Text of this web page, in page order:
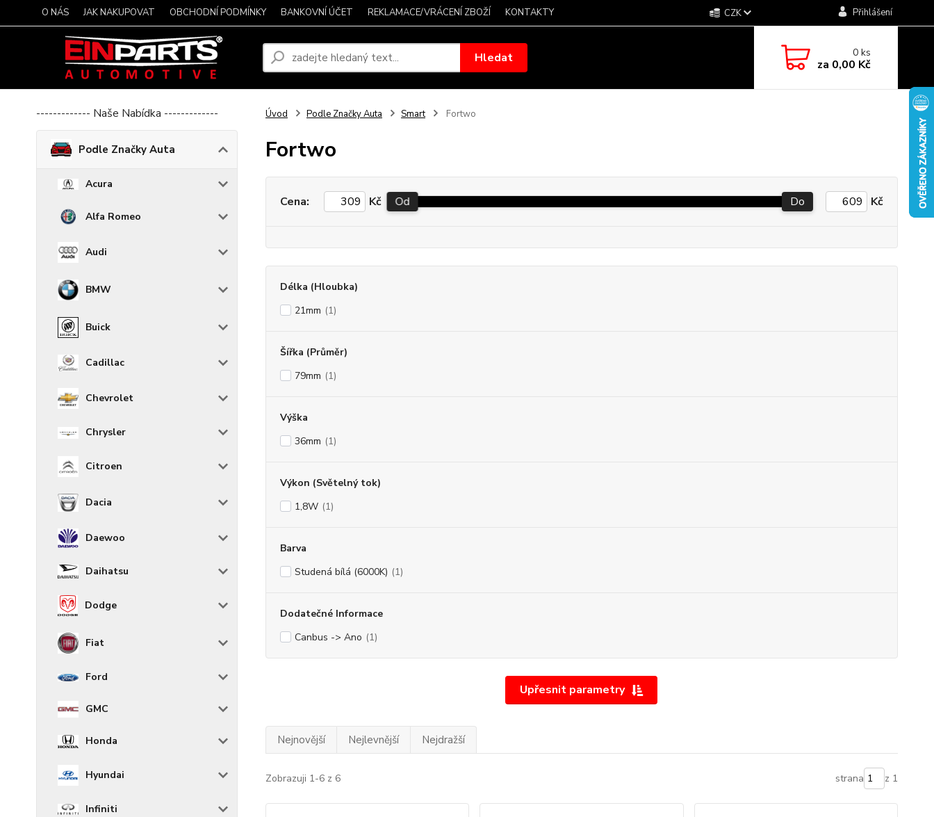
O NÁS JAK NAKUPOVAT OBCHODNÍ PODMÍNKY BANKOVNÍ ÚČET REKLAMACE/VRÁCENÍ ZBOŽÍ KONTAKTY CZK Přihlášení
Hledat 0ks
za 0,00 Kč
------------- Naše Nabídka -------------
Podle Značky Auta
Acura
Alfa Romeo
Audi
BMW
Buick
Cadillac
Chevrolet
Chrysler
Citroen
Dacia
Daewoo
Daihatsu
Dodge
Fiat
Ford
GMC
Honda
Hyundai
Infiniti
Úvod Podle Značky Auta Smart Fortwo
Fortwo
Upřesnit parametry
Cena: Kč Od Do Kč
Délka (Hloubka)
21mm (1)
Šířka (Průměr)
79mm (1)
Výška
36mm (1)
Výkon (Světelný tok)
1,8W (1)
Barva
Studená bílá (6000K) (1)
Dodatečné Informace
Canbus -> Ano (1)
Nejnovější Nejlevnější Nejdražší
Zobrazuji 1-6 z 6 strana z 1